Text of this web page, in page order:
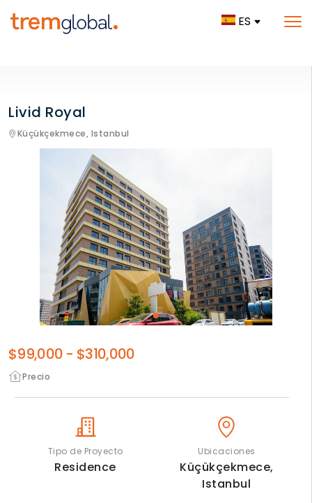
ES
Livid Royal
Küçükçekmece, Istanbul
Precio
$99,000 - $310,000
Tipo de Proyecto
Residence
Ubicaciones
Küçükçekmece,
Istanbul